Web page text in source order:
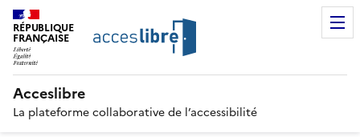
RÉPUBLIQUE
FRANÇAISE
Acceslibre
La plateforme collaborative de l’accessibilité